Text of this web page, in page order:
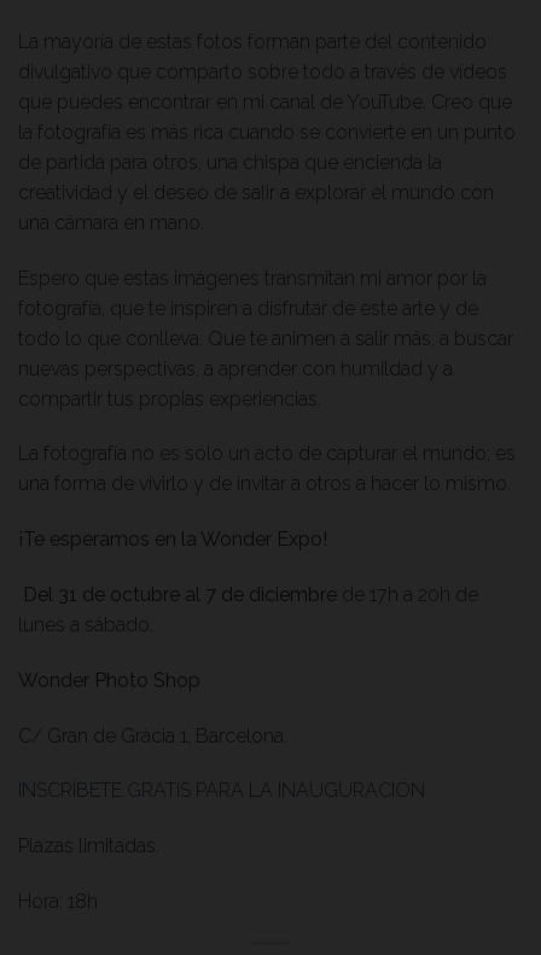
La mayoría de estas fotos forman parte del contenido
divulgativo que comparto sobre todo a través de vídeos
que puedes encontrar en mi canal de YouTube. Creo que
la fotografía es más rica cuando se convierte en un punto
de partida para otros, una chispa que encienda la
creatividad y el deseo de salir a explorar el mundo con
una cámara en mano.
Espero que estas imágenes transmitan mi amor por la
fotografía, que te inspiren a disfrutar de este arte y de
todo lo que conlleva. Que te animen a salir más, a buscar
nuevas perspectivas, a aprender con humildad y a
compartir tus propias experiencias.
La fotografía no es solo un acto de capturar el mundo; es
una forma de vivirlo y de invitar a otros a hacer lo mismo.
¡Te esperamos en la Wonder Expo!
Del 31 de octubre al 7 de diciembre de 17h a 20h de
lunes a sábado.
Wonder Photo Shop
C/ Gran de Gràcia 1, Barcelona.
INSCRÍBETE GRATIS PARA LA INAUGURACIÓN
Plazas limitadas.
Hora: 18h